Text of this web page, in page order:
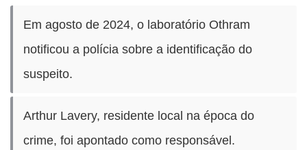
Em agosto de 2024, o laboratório Othram
notificou a polícia sobre a identificação do
suspeito.
Arthur Lavery, residente local na época do
crime, foi apontado como responsável.